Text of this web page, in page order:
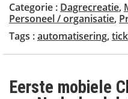
Categorie : Dagrecreatie,
Personeel / organisatie,
Tags :automatisering,
Eerste mobiele